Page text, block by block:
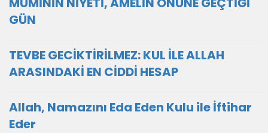
GÜN
TEVBE GECİKTİRİLMEZ: KUL İLE ALLAH
ARASINDAKİ EN CİDDİ HESAP
Allah, Namazını Eda Eden Kulu ile İftihar
Eder